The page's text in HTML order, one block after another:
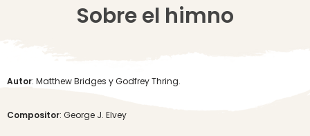
Sobre el himno
Autor: Matthew Bridges y Godfrey Thring.
Compositor: George J. Elvey